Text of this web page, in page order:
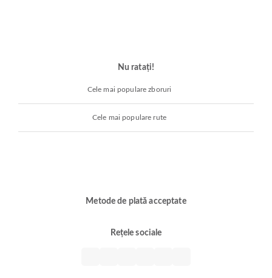
Nu ratați!
Cele mai populare zboruri
Cele mai populare rute
Metode de plată acceptate
Rețele sociale